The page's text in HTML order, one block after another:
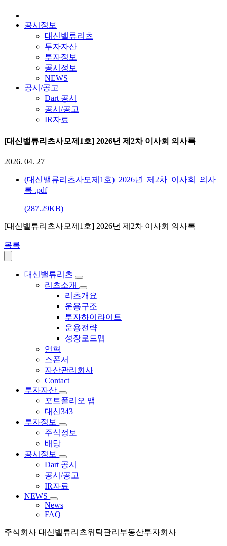
공시정보
대신밸류리츠
투자자산
투자정보
공시정보
NEWS
공시/공고
Dart 공시
공시/공고
IR자료
[대신밸류리츠사모제1호] 2026년 제2차 이사회 의사록
2026. 04. 27
(대신밸류리츠사모제1호)_2026년_제2차_이사회_의사
록 .pdf
(287.29KB)
[대신밸류리츠사모제1호] 2026년 제2차 이사회 의사록
목록
대신밸류리츠
리츠소개
리츠개요
운용구조
투자하이라이트
운용전략
성장로드맵
연혁
스폰서
자산관리회사
Contact
투자자산
포트폴리오 맵
대신343
투자정보
주식정보
배당
공시정보
Dart 공시
공시/공고
IR자료
NEWS
News
FAQ
주식회사 대신밸류리츠위탁관리부동산투자회사